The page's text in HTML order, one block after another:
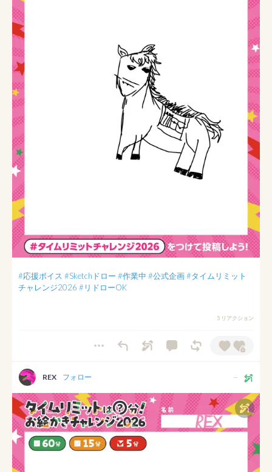
#応援ボイス #Sketchドロー #作業中 #公式企画#タイムリミット
チャレンジ2026 #リドローOK
5 リアクション
REX フォロー --